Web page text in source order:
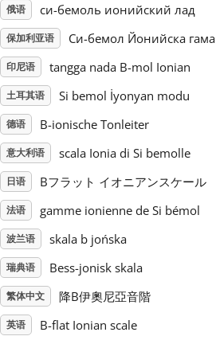
Русский
Svenska
Українська
简体中文
繁體中文
俄语 си-бемоль ионийский лад
保加利亚语 Си-бемол Йонийска гама
印尼语 tangga nada B-mol Ionian
土耳其语 Si bemol İyonyan modu
德语 B-ionische Tonleiter
意大利语 scala Ionia di Si bemolle
日语 Bフラット イオニアンスケール
法语 gamme ionienne de Si bémol
波兰语 skala b jońska
瑞典语 Bess-jonisk skala
繁体中文 降B伊奧尼亞音階
英语 B-flat Ionian scale